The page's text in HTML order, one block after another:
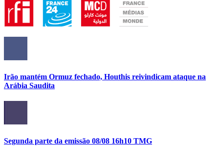
Irão mantém Ormuz fechado, Houthis reivindicam ataque na
Arábia Saudita
Segunda parte da emissão 08/08 16h10 TMG